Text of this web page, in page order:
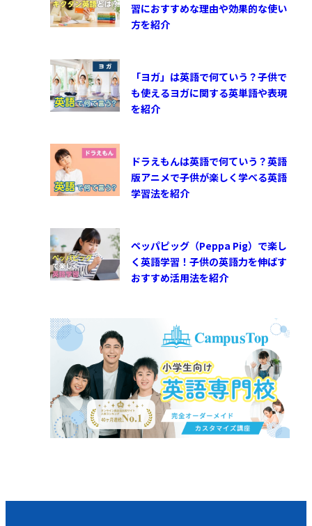
習におすすめな理由や効果的な使い
方を紹介
「ヨガ」は英語で何ていう？子供で
も使えるヨガに関する英単語や表現
を紹介
ドラえもんは英語で何ていう？英語
版アニメで子供が楽しく学べる英語
学習法を紹介
ペッパピッグ（Peppa Pig）で楽し
く英語学習！子供の英語力を伸ばす
おすすめ活用法を紹介